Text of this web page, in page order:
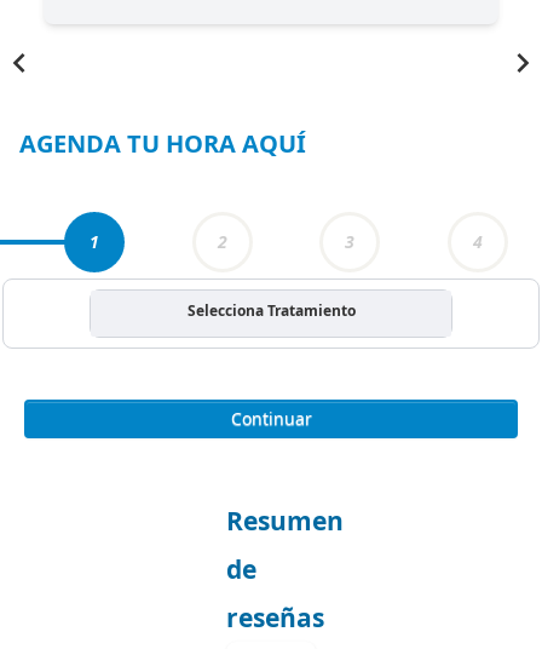
AGENDA TU HORA AQUÍ
1 2 3 4
Selecciona Tratamiento
Continuar
Resumen
de
reseñas